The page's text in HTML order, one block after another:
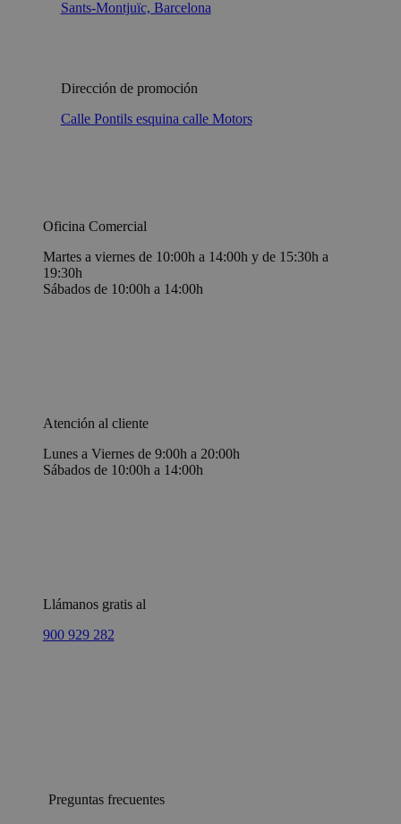
Sants-Montjuïc, Barcelona
Dirección de promoción
Calle Pontils esquina calle Motors
Oficina Comercial
Martes a viernes de 10:00h a 14:00h y de 15:30h a
19:30h
Sábados de 10:00h a 14:00h
Atención al cliente
Lunes a Viernes de 9:00h a 20:00h
Sábados de 10:00h a 14:00h
Llámanos gratis al
900 929 282
Preguntas frecuentes